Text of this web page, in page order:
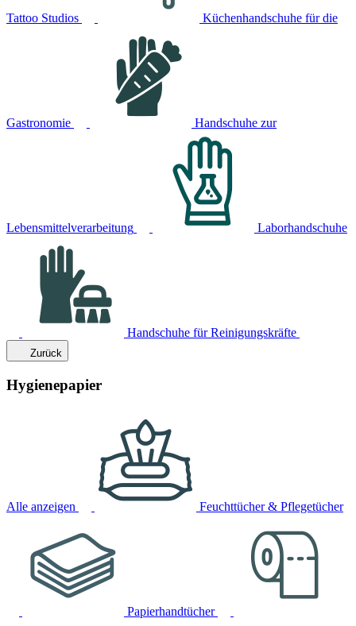
Tattoo Studios Küchenhandschuhe für die
Gastronomie Handschuhe zur
Lebensmittelverarbeitung Laborhandschuhe
Handschuhe für Reinigungskräfte
Zurück
Hygienepapier
Alle anzeigen Feuchttücher & Pflegetücher
Papierhandtücher